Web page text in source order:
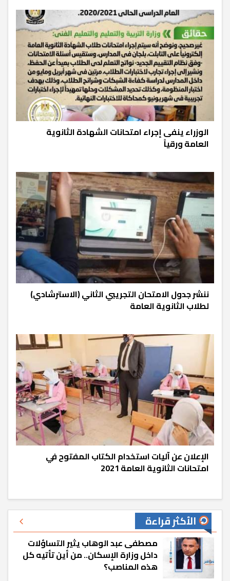
الوزراء ينفى إجراء امتحانات الشهادة الثانوية
العامة ورقياً
ننشر جدول الامتحان التجريبي الثاني (الاسترشادي)
لطلاب الثانوية العامة
الإعلان عن آليات استخدام الكتاب المفتوح في
امتحانات الثانوية العامة 2021
الأكثر قراءة
مصطفى عبد الوهاب يثير التساؤلات
داخل وزارة الإسكان.. من أين تأتيه كل
هذه المناصب؟